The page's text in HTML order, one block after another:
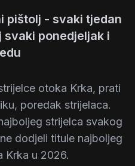
pištolj - svaki tjedan
ponedjeljak i
otoka Krka, prati
poredak strijelaca.
strijelca svakog
dodjeli titule najboljeg
Krka u 2026.